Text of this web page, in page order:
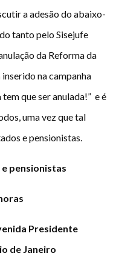
a adesão do abaixo-
tanto pelo Sisejufe
da Reforma da
na campanha
que ser anulada!” e é
uma vez que tal
e pensionistas.
pensionistas
Presidente
de Janeiro